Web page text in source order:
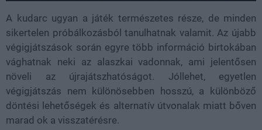
A kudarc ugyan a játék természetes része, de minden
sikertelen próbálkozásból tanulhatnak valamit. Az újabb
végigjátszások során egyre több információ birtokában
vághatnak neki az alaszkai vadonnak, ami jelentősen
növeli az újrajátszhatóságot. Jóllehet, egyetlen
végigjátszás nem különösebben hosszú, a különböző
döntési lehetőségek és alternatív útvonalak miatt bőven
marad ok a visszatérésre.